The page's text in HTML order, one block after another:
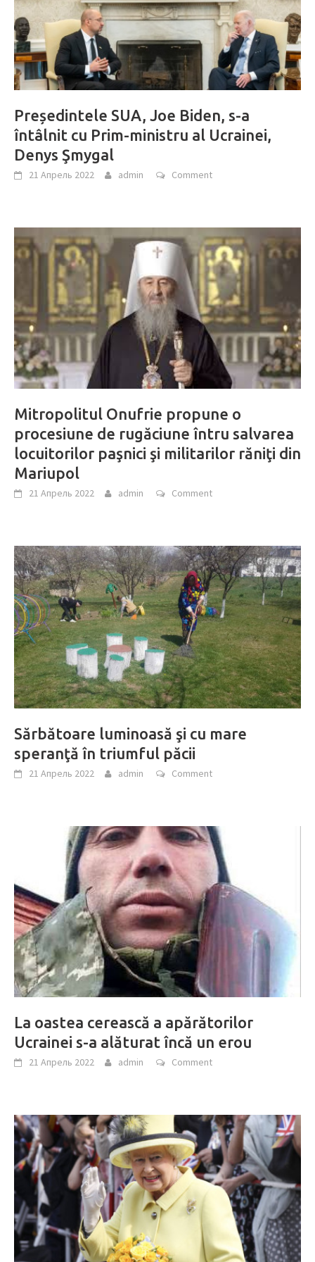
Președintele SUA, Joe Biden, s-a
întâlnit cu Prim-ministru al Ucrainei,
Denys Şmygal
21 Апрель 2022 admin Comment
Mitropolitul Onufrie propune o
procesiune de rugăciune întru salvarea
locuitorilor paşnici şi militarilor răniţi din
Mariupol
21 Апрель 2022 admin Comment
Sărbătoare luminoasă şi cu mare
speranţă în triumful păcii
21 Апрель 2022 admin Comment
La oastea cerească a apărătorilor
Ucrainei s-a alăturat încă un erou
21 Апрель 2022 admin Comment